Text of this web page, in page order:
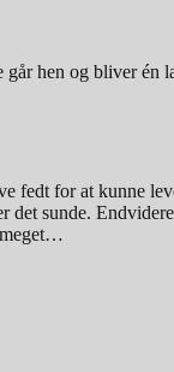
hen og bliver
fedt for at kunne
sunde.